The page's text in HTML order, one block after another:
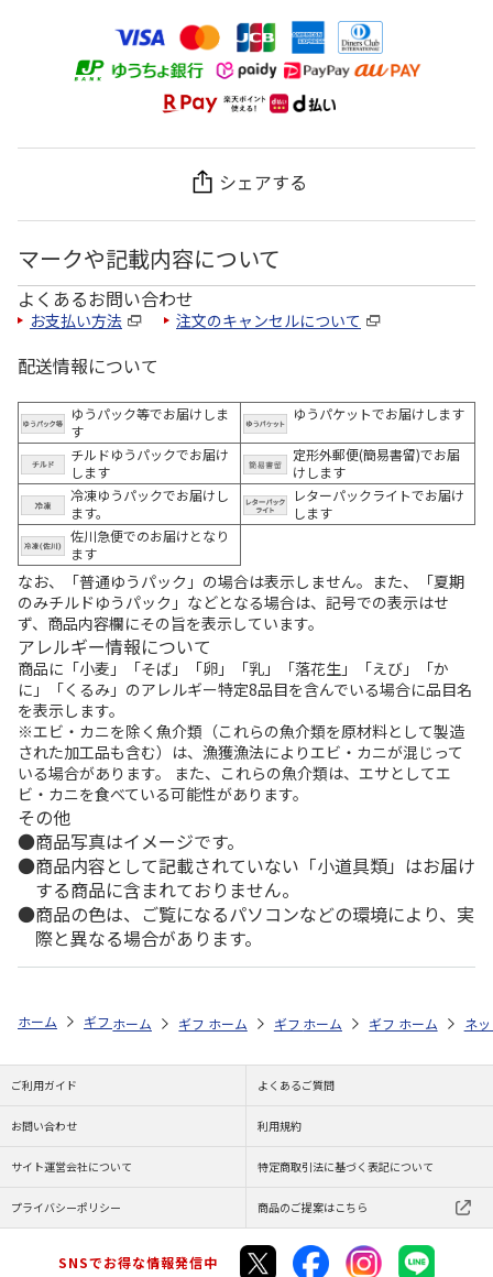
シェアする
マークや記載内容について
よくあるお問い合わせ
お支払い方法 注文のキャンセルについて
配送情報について
ゆうパック等でお届けしま
す
ゆうパケットでお届けします
チルドゆうパックでお届け
します
定形外郵便(簡易書留)でお届
けします
冷凍ゆうパックでお届けし
ます。
レターパックライトでお届け
します
佐川急便でのお届けとなり
ます
なお、「普通ゆうパック」の場合は表示しません。また、「夏期
のみチルドゆうパック」などとなる場合は、記号での表示はせ
ず、商品内容欄にその旨を表示しています。
アレルギー情報について
商品に「小麦」「そば」「卵」「乳」「落花生」「えび」「か
に」「くるみ」のアレルギー特定8品目を含んでいる場合に品目名
を表示します。
※エビ・カニを除く魚介類（これらの魚介類を原材料として製造
された加工品も含む）は、漁獲漁法によりエビ・カニが混じって
いる場合があります。 また、これらの魚介類は、エサとしてエ
ビ・カニを食べている可能性があります。
その他
商品写真はイメージです。
商品内容として記載されていない「小道具類」はお届け
する商品に含まれておりません。
商品の色は、ご覧になるパソコンなどの環境により、実
際と異なる場合があります。
ホーム ギフトストア お中元・夏ギフト特集 2026 お菓子・スイーツ
ホーム ギフトストア お中元・夏ギフト特集 2026
ホーム ギフトストア お中元・夏ギフト
ホーム ギフトストア お
ホーム ネ
ご利用ガイド よくあるご質問
お問い合わせ 利用規約
サイト運営会社について 特定商取引法に基づく表記について
プライバシーポリシー 商品のご提案はこちら
SNSでお得な情報発信中